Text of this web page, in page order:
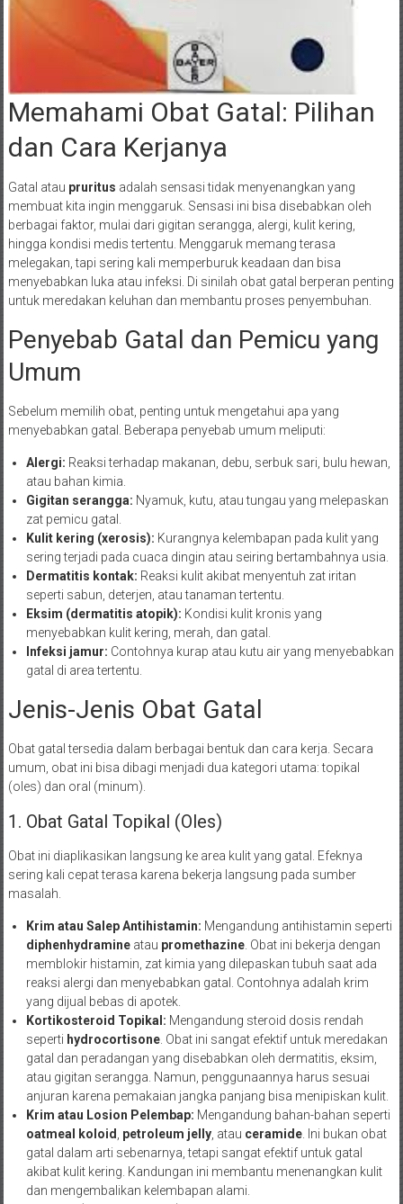
Memahami Obat Gatal: Pilihan
dan Cara Kerjanya
Gatal atau pruritus adalah sensasi tidak menyenangkan yang
membuat kita ingin menggaruk. Sensasi ini bisa disebabkan oleh
berbagai faktor, mulai dari gigitan serangga, alergi, kulit kering,
hingga kondisi medis tertentu. Menggaruk memang terasa
melegakan, tapi sering kali memperburuk keadaan dan bisa
menyebabkan luka atau infeksi. Di sinilah obat gatal berperan penting
untuk meredakan keluhan dan membantu proses penyembuhan.
Penyebab Gatal dan Pemicu yang
Umum
Sebelum memilih obat, penting untuk mengetahui apa yang
menyebabkan gatal. Beberapa penyebab umum meliputi:
Alergi: Reaksi terhadap makanan, debu, serbuk sari, bulu hewan,
atau bahan kimia.
Gigitan serangga: Nyamuk, kutu, atau tungau yang melepaskan
zat pemicu gatal.
Kulit kering (xerosis): Kurangnya kelembapan pada kulit yang
sering terjadi pada cuaca dingin atau seiring bertambahnya usia.
Dermatitis kontak: Reaksi kulit akibat menyentuh zat iritan
seperti sabun, deterjen, atau tanaman tertentu.
Eksim (dermatitis atopik): Kondisi kulit kronis yang
menyebabkan kulit kering, merah, dan gatal.
Infeksi jamur: Contohnya kurap atau kutu air yang menyebabkan
gatal di area tertentu.
Jenis-Jenis Obat Gatal
Obat gatal tersedia dalam berbagai bentuk dan cara kerja. Secara
umum, obat ini bisa dibagi menjadi dua kategori utama: topikal
(oles) dan oral (minum).
1. Obat Gatal Topikal (Oles)
Obat ini diaplikasikan langsung ke area kulit yang gatal. Efeknya
sering kali cepat terasa karena bekerja langsung pada sumber
masalah.
Krim atau Salep Antihistamin: Mengandung antihistamin seperti
diphenhydramineatau promethazine. Obat ini bekerja dengan
memblokir histamin, zat kimia yang dilepaskan tubuh saat ada
reaksi alergi dan menyebabkan gatal. Contohnya adalah krim
yang dijual bebas di apotek.
Kortikosteroid Topikal: Mengandung steroid dosis rendah
seperti hydrocortisone. Obat ini sangat efektif untuk meredakan
gatal dan peradangan yang disebabkan oleh dermatitis, eksim,
atau gigitan serangga. Namun, penggunaannya harus sesuai
anjuran karena pemakaian jangka panjang bisa menipiskan kulit.
Krim atau Losion Pelembap: Mengandung bahan-bahan seperti
oatmeal koloid
petroleum jelly, atau ceramide. Ini bukan obat
gatal dalam arti sebenarnya, tetapi sangat efektif untuk gatal
akibat kulit kering. Kandungan ini membantu menenangkan kulit
dan mengembalikan kelembapan alami.